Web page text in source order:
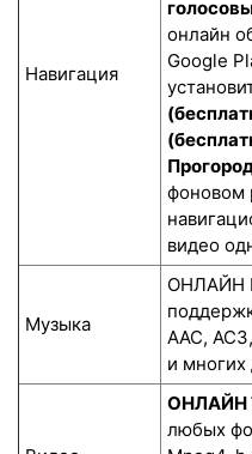
Навигация
онлайн
Google
фоновом
видео
Музыка
ОНЛАЙН
AAC,
и многих
ОНЛАЙН
любых